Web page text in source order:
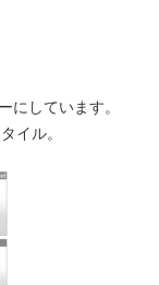
にしています。
イル。